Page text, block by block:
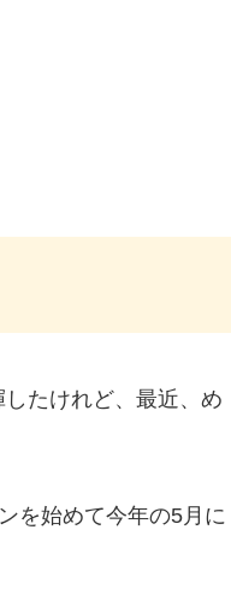
たけれど、最近、め
を始めて今年の5月に